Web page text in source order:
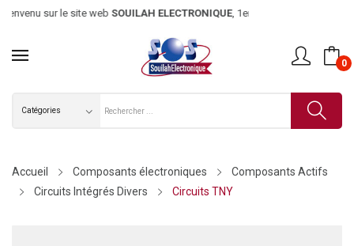
sur le site webSOUILAH ELECTRONIQUE, 1er magasin
0
Accueil Composants électroniques
Composants Actifs
Circuits Intégrés Divers
Circuits TNY